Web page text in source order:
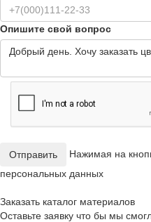
Опишите свой вопрос
Отправить
Нажимая на
персональных данных
Заказать каталог материалов
Оставьте заявку что бы мы